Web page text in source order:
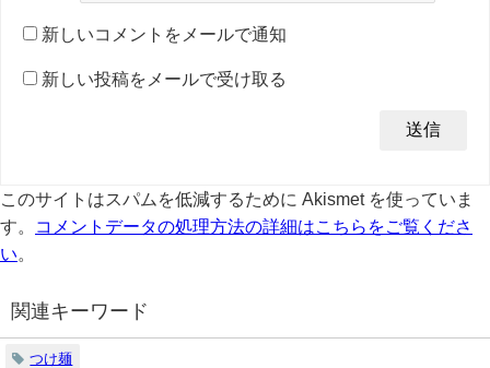
新しいコメントをメールで通知
新しい投稿をメールで受け取る
このサイトはスパムを低減するために Akismet を使っていま
す。
コメントデータの処理方法の詳細はこちらをご覧くださ
い。
関連キーワード
つけ麺